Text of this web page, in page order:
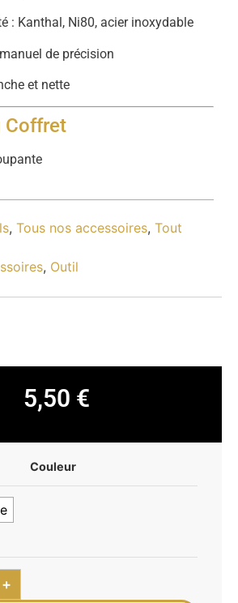
: Kanthal, Ni80, acier inoxydable
de précision
et nette
Coffret
, Tous nos accessoires, Tout
, Outil
5,50 €
Couleur
+